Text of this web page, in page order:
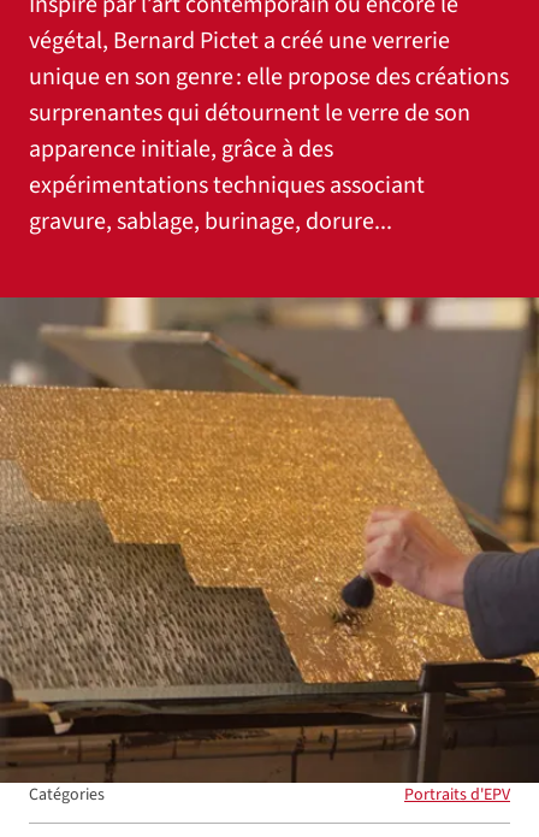
végétal, Bernard Pictet a créé une verrerie
unique en son genre : elle propose des créations
surprenantes qui détournent le verre de son
apparence initiale, grâce à des
expérimentations techniques associant
gravure, sablage, burinage, dorure...
Catégories Portraits d'EPV